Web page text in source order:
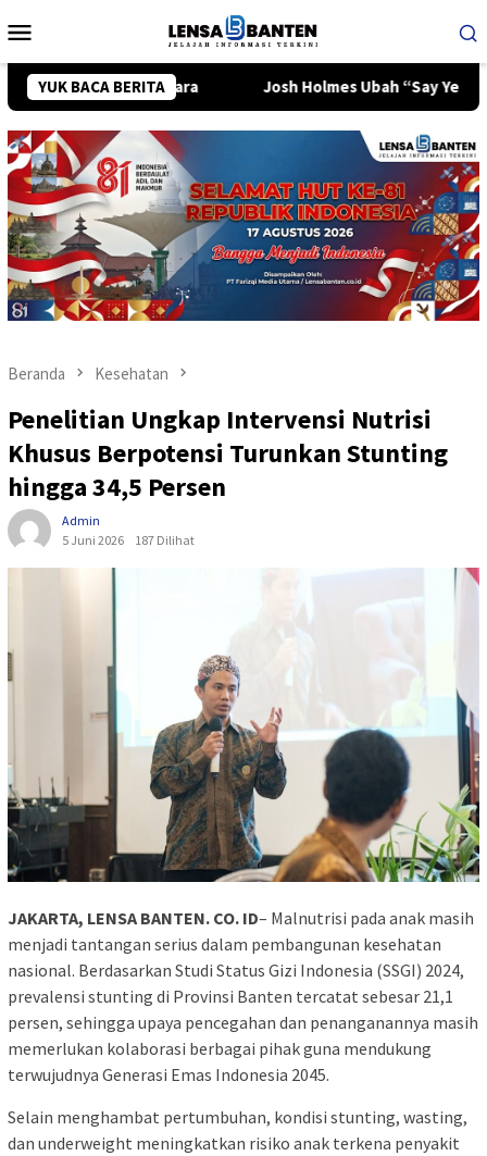
ke
Mobile
YUK BACA BERITA
Sementara Josh Holmes Ubah “Say Yes” Jadi
Beranda Kesehatan
Penelitian Ungkap Intervensi Nutrisi
Khusus Berpotensi Turunkan Stunting
hingga 34,5 Persen
Admin
5 Juni 2026
187 Dilihat
JAKARTA, LENSA BANTEN. CO. ID– Malnutrisi pada anak masih
menjadi tantangan serius dalam pembangunan kesehatan
nasional. Berdasarkan Studi Status Gizi Indonesia (SSGI) 2024,
prevalensi stunting di Provinsi Banten tercatat sebesar 21,1
persen, sehingga upaya pencegahan dan penanganannya masih
memerlukan kolaborasi berbagai pihak guna mendukung
terwujudnya Generasi Emas Indonesia 2045.
Selain menghambat pertumbuhan, kondisi stunting, wasting,
dan underweight meningkatkan risiko anak terkena penyakit